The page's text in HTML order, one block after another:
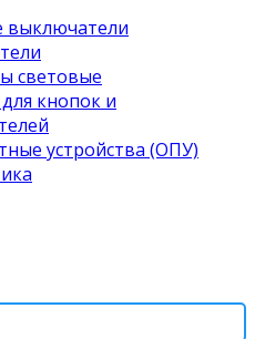
световые
кнопок и
устройства (ОПУ)